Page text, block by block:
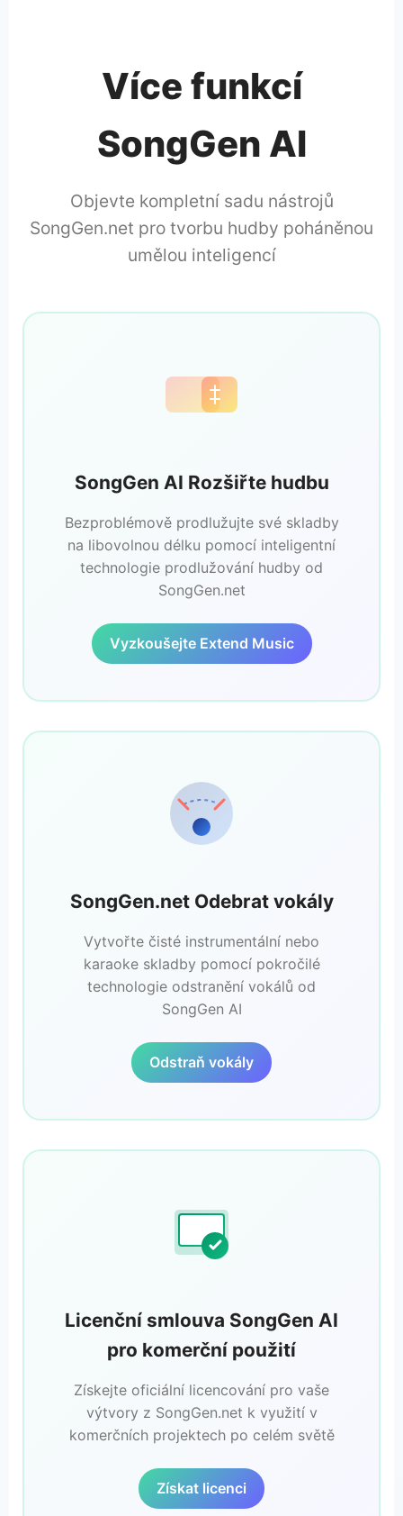
Více funkcí
SongGen AI
Objevte kompletní sadu nástrojů
SongGen.net pro tvorbu hudby poháněnou
umělou inteligencí
SongGen AI Rozšiřte hudbu
Bezproblémově prodlužujte své skladby
na libovolnou délku pomocí inteligentní
technologie prodlužování hudby od
SongGen.net
Vyzkoušejte Extend Music
SongGen.net Odebrat vokály
Vytvořte čisté instrumentální nebo
karaoke skladby pomocí pokročilé
technologie odstranění vokálů od
SongGen AI
Odstraň vokály
Licenční smlouva SongGen AI
pro komerční použití
Získejte oficiální licencování pro vaše
výtvory z SongGen.net k využití v
komerčních projektech po celém světě
Získat licenci